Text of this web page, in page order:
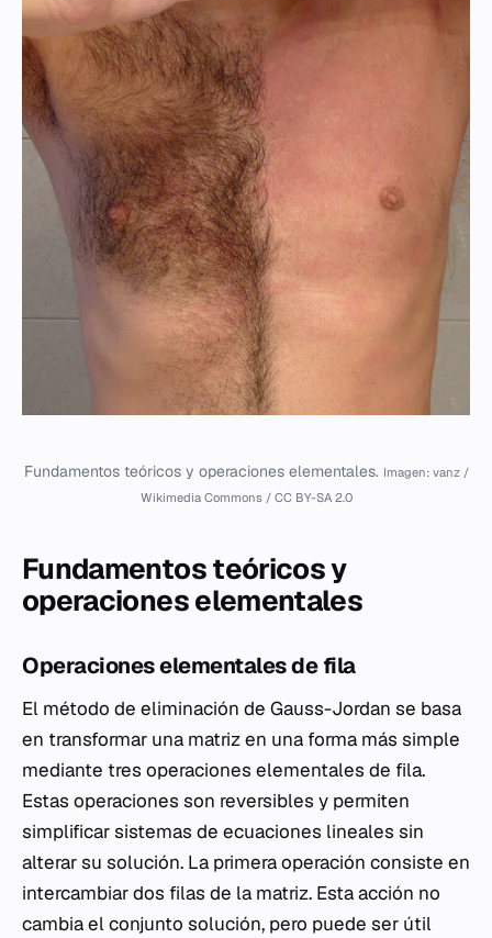
Fundamentos teóricos y operaciones elementales. Imagen: vanz /
Wikimedia Commons / CC BY-SA 2.0
Fundamentos teóricos y
operaciones elementales
Operaciones elementales de fila
El método de eliminación de Gauss-Jordan se basa
en transformar una matriz en una forma más simple
mediante tres operaciones elementales de fila.
Estas operaciones son reversibles y permiten
simplificar sistemas de ecuaciones lineales sin
alterar su solución. La primera operación consiste en
intercambiar dos filas de la matriz. Esta acción no
cambia el conjunto solución, pero puede ser útil